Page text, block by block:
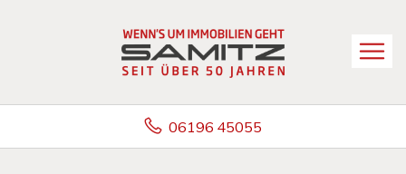
06196 45055